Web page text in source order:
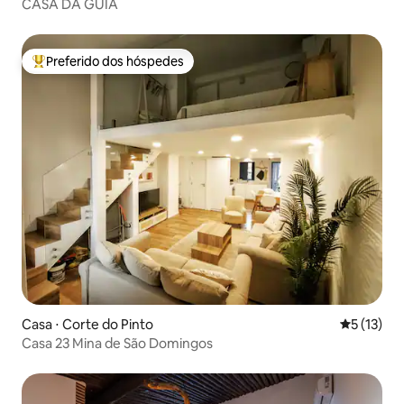
CASA DA GUIA
Entre os melhores preferidos dos hóspedes
Preferido dos hóspedes
Casa ⋅ Corte do Pinto 5 de uma
5 (13)
Casa 23 Mina de São Domingos